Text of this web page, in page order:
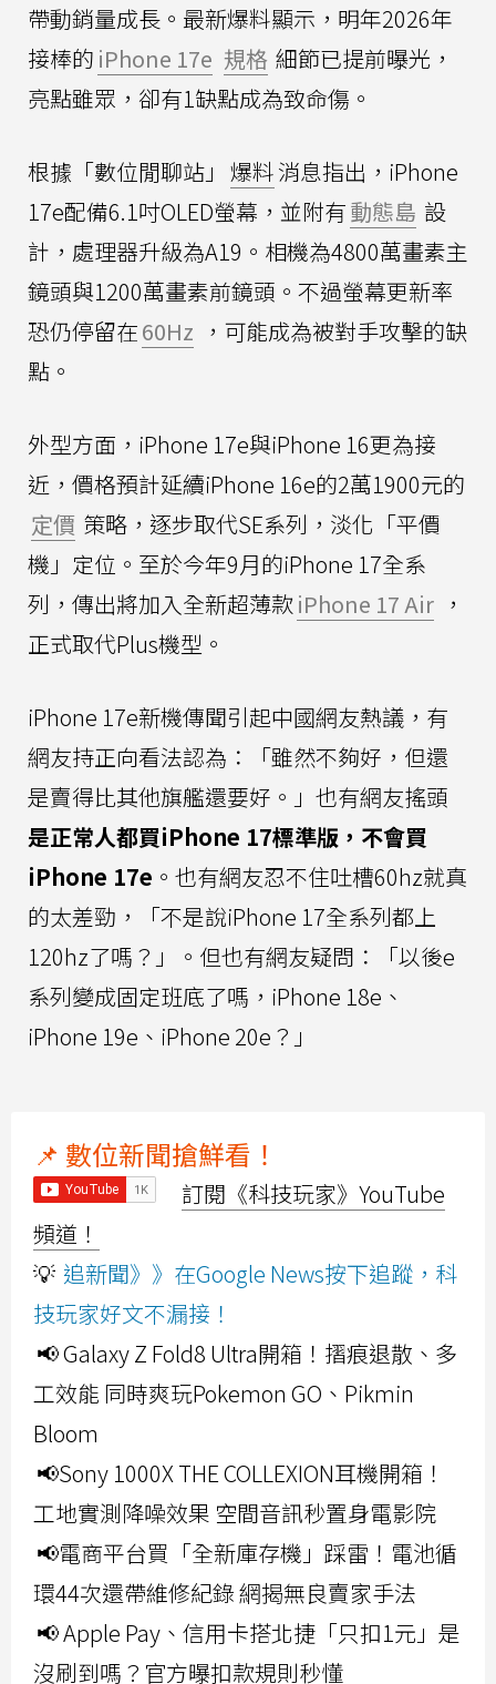
帶動銷量成長。最新爆料顯示，明年2026年
接棒的 iPhone 17e 規格 細節已提前曝光，
亮點雖眾，卻有1缺點成為致命傷。
根據「數位閒聊站」 爆料消息指出，iPhone
17e配備6.1吋OLED螢幕，並附有動態島 設
計，處理器升級為A19。相機為4800萬畫素主
鏡頭與1200萬畫素前鏡頭。不過螢幕更新率
恐仍停留在60Hz ，可能成為被對手攻擊的缺
點。
外型方面，iPhone 17e與iPhone 16更為接
近，價格預計延續iPhone 16e的2萬1900元的
定價 策略，逐步取代SE系列，淡化「平價
機」定位。至於今年9月的iPhone 17全系
列，傳出將加入全新超薄款iPhone 17 Air ，
正式取代Plus機型。
iPhone 17e新機傳聞引起中國網友熱議，有
網友持正向看法認為：「雖然不夠好，但還
是賣得比其他旗艦還要好。」也有網友搖頭
是正常人都買iPhone 17標準版，不會買
iPhone 17e 。也有網友忍不住吐槽60hz就真
的太差勁，「不是說iPhone 17全系列都上
120hz了嗎？」。但也有網友疑問：「以後e
系列變成固定班底了嗎，iPhone 18e、
iPhone 19e、iPhone 20e？」
📌 數位新聞搶鮮看！
訂閱《科技玩家》YouTube
頻道！
💡 追新聞》》在Google News按下追蹤，科
技玩家好文不漏接！
📢 Galaxy Z Fold8 Ultra開箱！摺痕退散、多
工效能 同時爽玩Pokemon GO、Pikmin
Bloom
📢Sony 1000X THE COLLEXION耳機開箱！
工地實測降噪效果 空間音訊秒置身電影院
📢電商平台買「全新庫存機」踩雷！電池循
環44次還帶維修紀錄 網揭無良賣家手法
📢 Apple Pay、信用卡搭北捷「只扣1元」是
沒刷到嗎？官方曝扣款規則秒懂